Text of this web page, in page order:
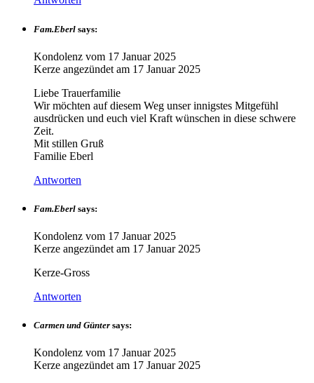
Fam.Eberl says:
Kondolenz vom 17 Januar 2025
Kerze angezündet am 17 Januar 2025
Liebe Trauerfamilie
Wir möchten auf diesem Weg unser innigstes Mitgefühl
ausdrücken und euch viel Kraft wünschen in diese schwere
Zeit.
Mit stillen Gruß
Familie Eberl
Antworten
Fam.Eberl says:
Kondolenz vom 17 Januar 2025
Kerze angezündet am 17 Januar 2025
Kerze-Gross
Antworten
Carmen und Günter says:
Kondolenz vom 17 Januar 2025
Kerze angezündet am 17 Januar 2025